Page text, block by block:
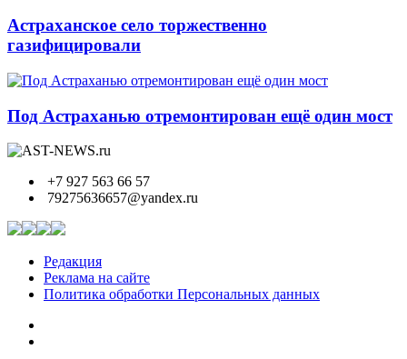
Астраханское село торжественно
газифицировали
Под Астраханью отремонтирован ещё один мост
+7 927 563 66 57
79275636657@yandex.ru
Редакция
Реклама на сайте
Политика обработки Персональных данных